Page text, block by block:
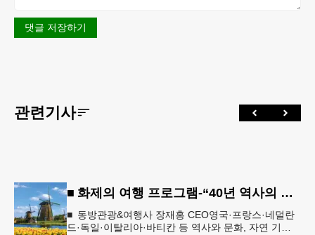
댓글 저장하기
관련기사
■ 화제의 여행 프로그램-“40년 역사의 신뢰… 서유럽 8개국 13일 대장정”
■ 동방관광&여행사 장재홍 CEO영국·프랑스·네덜란
드·독일·이탈리아·바티칸 등 역사와 문화, 자연 기